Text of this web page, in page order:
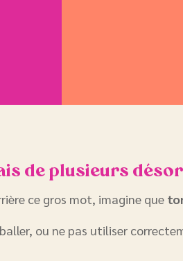
de plusieurs
ce gros mot, imagine que
ou ne pas utiliser